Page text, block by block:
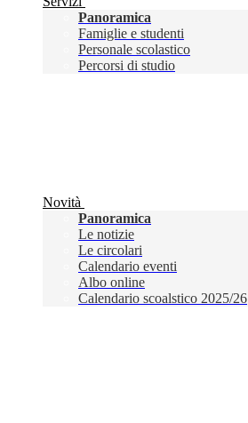
Panoramica
Famiglie e studenti
Personale scolastico
Percorsi di studio
Novità
Panoramica
Le notizie
Le circolari
Calendario eventi
Albo online
Calendario scoalstico 2025/26